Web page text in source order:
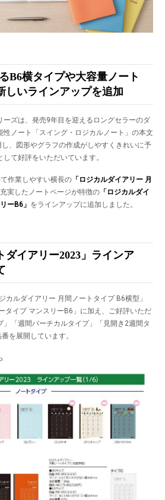
B6横タイプや大容量ノート
しいラインアップを追加
ーズは、発売9年目を迎えるロングセラーのダ
性ノート「スイング・ロジカルノート」の本文
、図形やグラフの作成がしやすくきれいに予
て好評をいただいています。
作業しやすい横長の 「ロジカルダイアリー 月
実したノートページが特徴の 「ロジカルダイ
ーB6」 をラインアップに追加しました。
ダイアリー2023」ラインア
カルダイアリー 月間ノートタイプ B6横型」
タイプ マンスリーB6」に加え、ご好評いただ
」「週間バーチカルタイプ」「見開き2週間タ
を展開しています。